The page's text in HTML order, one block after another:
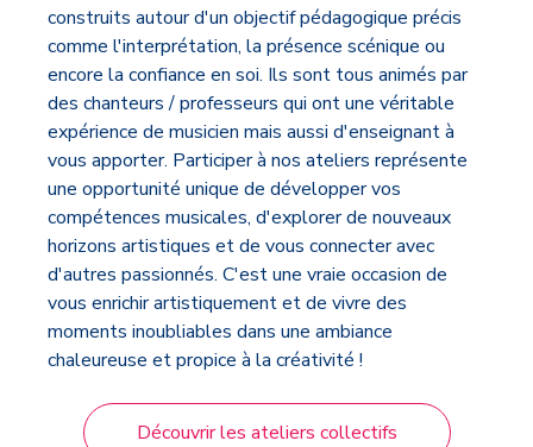
construits autour d'un objectif pédagogique précis
comme l'interprétation, la présence scénique ou
encore la confiance en soi. Ils sont tous animés par
des chanteurs / professeurs qui ont une véritable
expérience de musicien mais aussi d'enseignant à
vous apporter. Participer à nos ateliers représente
une opportunité unique de développer vos
compétences musicales, d'explorer de nouveaux
horizons artistiques et de vous connecter avec
d'autres passionnés. C'est une vraie occasion de
vous enrichir artistiquement et de vivre des
moments inoubliables dans une ambiance
chaleureuse et propice à la créativité !
Découvrir les ateliers collectifs